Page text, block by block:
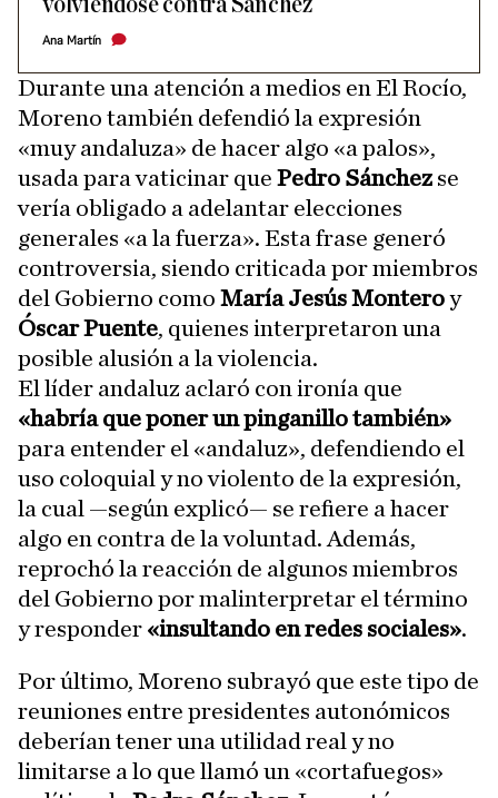
Ana Martín
Durante una atención a medios en El Rocío,
Moreno también defendió la expresión
«muy andaluza» de hacer algo «a palos»,
usada para vaticinar que Pedro Sánchezse
vería obligado a adelantar elecciones
generales «a la fuerza». Esta frase generó
controversia, siendo criticada por miembros
del Gobierno como María Jesús Monteroy
Óscar Puente, quienes interpretaron una
posible alusión a la violencia.
El líder andaluz aclaró con ironía que
«habría que poner un pinganillo también»
para entender el «andaluz», defendiendo el
uso coloquial y no violento de la expresión,
la cual —según explicó— se refiere a hacer
algo en contra de la voluntad. Además,
reprochó la reacción de algunos miembros
del Gobierno por malinterpretar el término
y responder «insultando en redes sociales».
Por último, Moreno subrayó que este tipo de
reuniones entre presidentes autonómicos
deberían tener una utilidad real y no
limitarse a lo que llamó un «cortafuegos»